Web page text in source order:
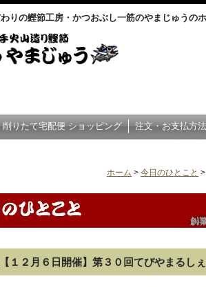
りの鰹節工房・かつおぶし一筋のやまじゅうの
削りたて宅配便 ショッピング 注文・お支払方法
ホーム > 今日のひとこと >
１２月６日開催】第３０回てびやまるしぇ